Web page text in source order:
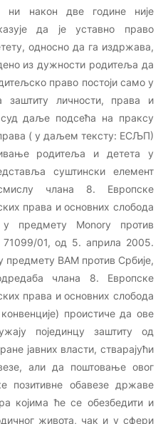
ни након две године није
да је уставно право
односно да га издржава,
из дужности родитеља да
право постоји само у
заштиту личности, права и
суд даље подсећа на праксу
( у даљем тексту: ЕСЉП)
родитеља и детета у
суштински елемент
члана 8. Европске
права и основних слобода
предмету Monory против
71099/01, од 5. априла 2005.
предмету ВАМ против Србије,
члана 8. Европске
права и основних слобода
проистиче да ове
појединцу заштиту од
јавних власти, стварајући
али да поштовање овог
позитивне обавезе државе
којима ће се обезбедити и
живота, чак и у сфери